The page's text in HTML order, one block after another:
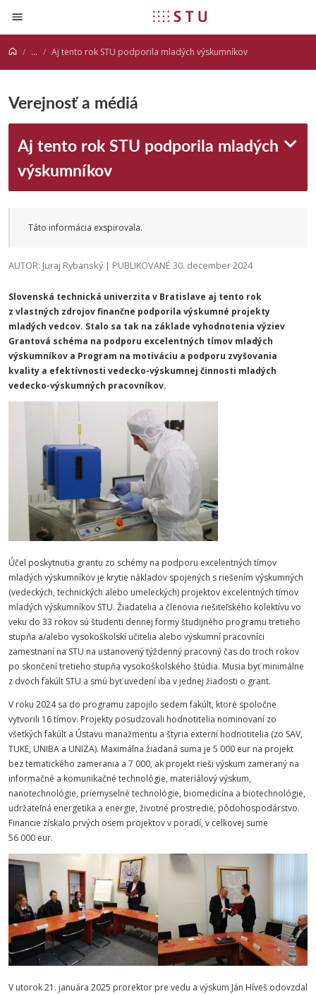
Prejsť na obsah
... Aj tento rok STU podporila mladých výskumníkov
Verejnosť a médiá
Aj tento rok STU podporila mladých
výskumníkov
Táto informácia exspirovala.
AUTOR: Juraj Rybanský | PUBLIKOVANÉ 30. december 2024
Slovenská technická univerzita v Bratislave aj tento rok
z vlastných zdrojov finančne podporila výskumné projekty
mladých vedcov. Stalo sa tak na základe vyhodnotenia výziev
Grantová schéma na podporu excelentných tímov mladých
výskumníkov a Program na motiváciu a podporu zvyšovania
kvality a efektívnosti vedecko-výskumnej činnosti mladých
vedecko-výskumných pracovníkov.
Účel poskytnutia grantu zo schémy na podporu excelentných tímov
mladých výskumníkov je krytie nákladov spojených s riešením výskumných
(vedeckých, technických alebo umeleckých) projektov excelentných tímov
mladých výskumníkov STU. Žiadatelia a členovia riešiteľského kolektívu vo
veku do 33 rokov sú študenti dennej formy študijného programu tretieho
stupňa a/alebo vysokoškolskí učitelia alebo výskumní pracovníci
zamestnaní na STU na ustanovený týždenný pracovný čas do troch rokov
po skončení tretieho stupňa vysokoškolského štúdia. Musia byť minimálne
z dvoch fakúlt STU a smú byť uvedení iba v jednej žiadosti o grant.
V roku 2024 sa do programu zapojilo sedem fakúlt, ktoré spoločne
vytvorili 16 tímov. Projekty posudzovali hodnotitelia nominovaní zo
všetkých fakúlt a Ústavu manažmentu a štyria externí hodnotitelia (zo SAV,
TUKE, UNIBA a UNIZA). Maximálna žiadaná suma je 5 000 eur na projekt
bez tematického zamerania a 7 000, ak projekt rieši výskum zameraný na
informačné a komunikačné technológie, materiálový výskum,
nanotechnológie, priemyselné technológie, biomedicína a biotechnológie,
udržateľná energetika a energie, životné prostredie, pôdohospodárstvo.
Financie získalo prvých osem projektov v poradí, v celkovej sume
56 000 eur.
V utorok 21. januára 2025 prorektor pre vedu a výskum Ján Híveš odovzdal